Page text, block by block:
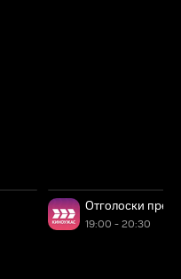
Отголоски
19:00 - 20:30